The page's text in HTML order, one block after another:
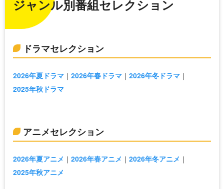
ジャンル別番組セレクション
ドラマセレクション
2026年夏ドラマ 2026年春ドラマ
2026年冬ドラマ
2025年秋ドラマ
アニメセレクション
2026年夏アニメ 2026年春アニメ
2026年冬アニメ
2025年秋アニメ